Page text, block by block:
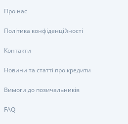
Про нас
Політика конфіденційності
Контакти
Новини та статті про кредити
Вимоги до позичальників
FAQ